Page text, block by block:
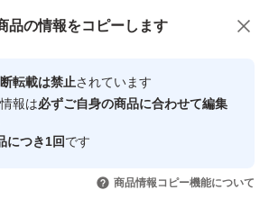
人の肌のゴワつきと、それによるくす
発見。
やすいクレンジングで、ゴワつきをケ
転の発想にチャレンジ。
らかく整えることで、次に使うスキン
心・安全なユーザーです
引を完了させた実績があります
品の情報をコピーします
転載は禁止されています
報は必ずご自身の商品に合わせて編集
につき1回です
商品情報コピー機能について
人にオススメ